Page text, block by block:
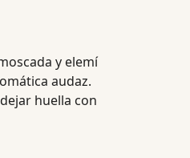
y elemí
audaz.
huella con